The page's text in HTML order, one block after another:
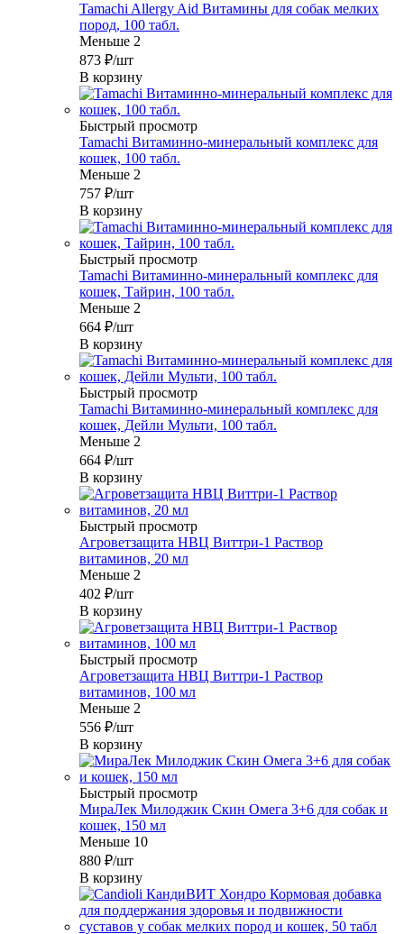
Tamachi Allergy Aid Витамины для собак мелких
пород, 100 табл.
Меньше 2
873 ₽/шт
В корзину
Быстрый просмотр
Tamachi Витаминно-минеральный комплекс для
кошек, 100 табл.
Меньше 2
757 ₽/шт
В корзину
Быстрый просмотр
Tamachi Витаминно-минеральный комплекс для
кошек, Тайрин, 100 табл.
Меньше 2
664 ₽/шт
В корзину
Быстрый просмотр
Tamachi Витаминно-минеральный комплекс для
кошек, Дейли Мульти, 100 табл.
Меньше 2
664 ₽/шт
В корзину
Быстрый просмотр
Агроветзащита НВЦ Виттри-1 Раствор
витаминов, 20 мл
Меньше 2
402 ₽/шт
В корзину
Быстрый просмотр
Агроветзащита НВЦ Виттри-1 Раствор
витаминов, 100 мл
Меньше 2
556 ₽/шт
В корзину
Быстрый просмотр
МираЛек Милоджик Скин Омега 3+6 для собак и
кошек, 150 мл
Меньше 10
880 ₽/шт
В корзину